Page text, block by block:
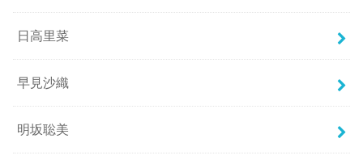
日高里菜
早見沙織
明坂聡美